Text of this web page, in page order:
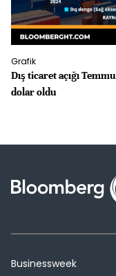
Grafik
Dış ticaret açığı
dolar oldu
Businessweek